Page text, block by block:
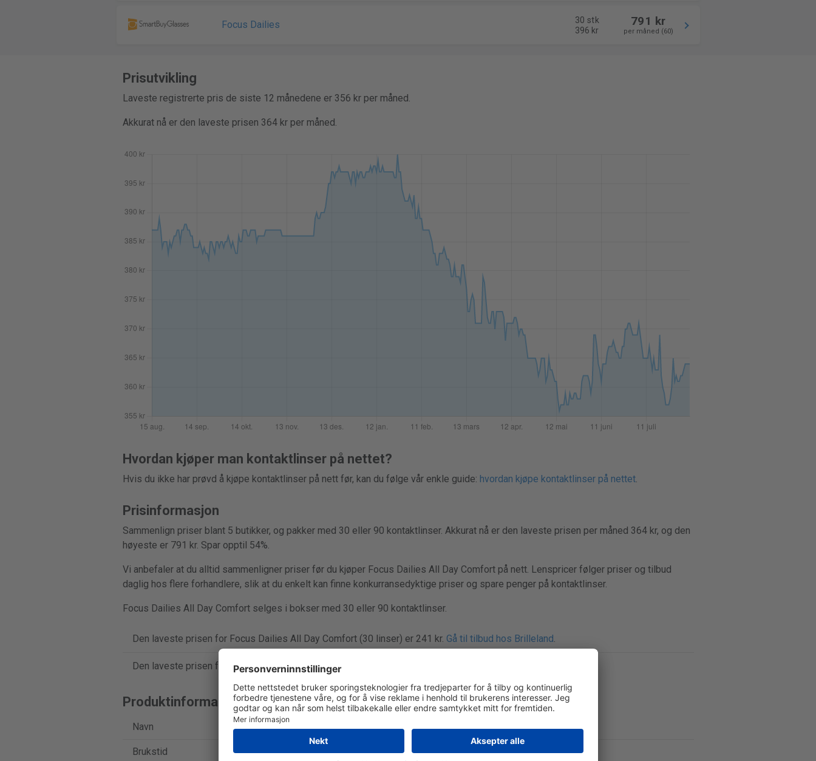
Focus Dailies
30 stk
396 kr
791 kr
per måned (60)
Prisutvikling
Laveste registrerte pris de siste 12 månedene er 356 kr per måned.
Akkurat nå er den laveste prisen 364 kr per måned.
Hvordan kjøper man kontaktlinser på nettet?
Hvis du ikke har prøvd å kjøpe kontaktlinser på nett før, kan du følge vår enkle guide: hvordan kjøpe kontaktlinser på nettet.
Prisinformasjon
Sammenlign priser blant 5 butikker, og pakker med 30 eller 90 kontaktlinser. Akkurat nå er den laveste prisen per måned 364 kr, og den
høyeste er 791 kr. Spar opptil 54%.
Vi anbefaler at du alltid sammenligner priser før du kjøper Focus Dailies All Day Comfort på nett. Lenspricer følger priser og tilbud
daglig hos flere forhandlere, slik at du enkelt kan finne konkurransedyktige priser og spare penger på kontaktlinser.
Focus Dailies All Day Comfort selges i bokser med 30 eller 90 kontaktlinser.
Den laveste prisen for Focus Dailies All Day Comfort (30 linser) er 241 kr. Gå til tilbud hos Brilleland.
Den laveste prisen for Focus Dailies All Day Comfort (90 linser) er 546 kr.
Produktinformasjon
Navn Focus Dailies All Day Comfort
Brukstid Endagslinsen